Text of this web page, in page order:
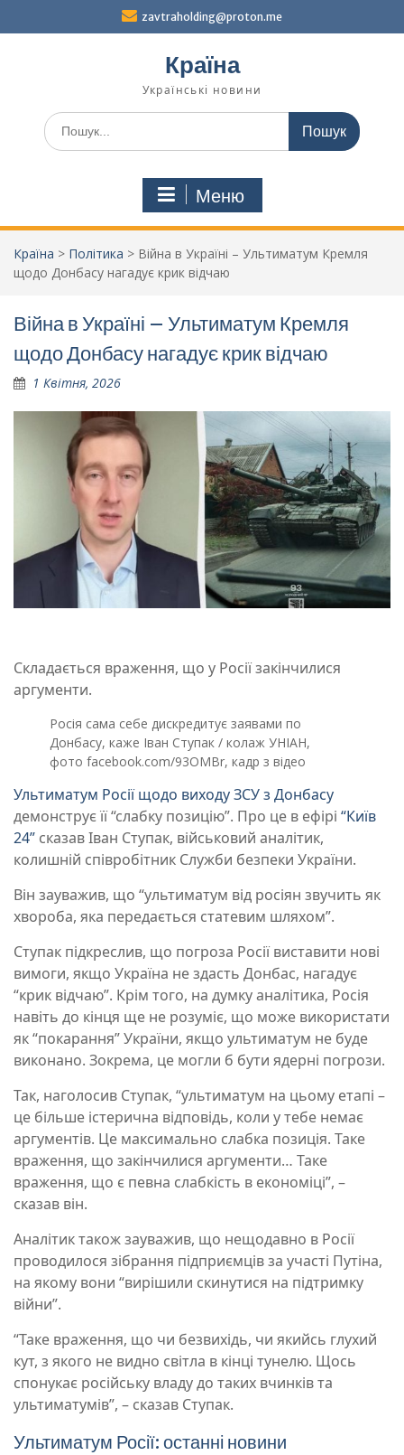
zavtraholding@proton.me
Країна
Українські новини
Шукати:
Меню
Країна > Політика > Війна в Україні – Ультиматум Кремля
щодо Донбасу нагадує крик відчаю
Війна в Україні – Ультиматум Кремля
щодо Донбасу нагадує крик відчаю
1 Квітня, 2026
Складається враження, що у Росії закінчилися
аргументи.
Росія сама себе дискредитує заявами по
Донбасу, каже Іван Ступак / колаж УНІАН,
фото facebook.com/93OMBr, кадр з відео
Ультиматум Росії щодо виходу ЗСУ з Донбасу
демонструє її “слабку позицію”. Про це в ефірі “Київ
24” сказав Іван Ступак, військовий аналітик,
колишній співробітник Служби безпеки України.
Він зауважив, що “ультиматум від росіян звучить як
хвороба, яка передається статевим шляхом”.
Ступак підкреслив, що погроза Росії виставити нові
вимоги, якщо Україна не здасть Донбас, нагадує
“крик відчаю”. Крім того, на думку аналітика, Росія
навіть до кінця ще не розуміє, що може використати
як “покарання” України, якщо ультиматум не буде
виконано. Зокрема, це могли б бути ядерні погрози.
Так, наголосив Ступак, “ультиматум на цьому етапі –
це більше істерична відповідь, коли у тебе немає
аргументів. Це максимально слабка позиція. Таке
враження, що закінчилися аргументи… Таке
враження, що є певна слабкість в економіці”, –
сказав він.
Аналітик також зауважив, що нещодавно в Росії
проводилося зібрання підприємців за участі Путіна,
на якому вони “вирішили скинутися на підтримку
війни”.
“Таке враження, що чи безвихідь, чи якийсь глухий
кут, з якого не видно світла в кінці тунелю. Щось
спонукає російську владу до таких вчинків та
ультиматумів”, – сказав Ступак.
Ультиматум Росії: останні новини